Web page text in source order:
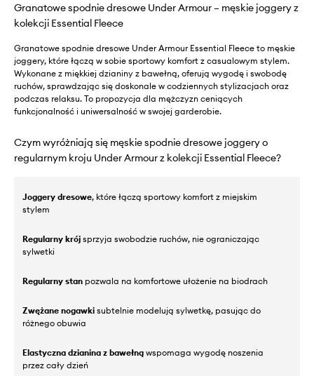
Granatowe spodnie dresowe Under Armour – męskie joggery z
kolekcji Essential Fleece
Granatowe spodnie dresowe Under Armour Essential Fleece to męskie
joggery, które łączą w sobie sportowy komfort z casualowym stylem.
Wykonane z miękkiej dzianiny z bawełną, oferują wygodę i swobodę
ruchów, sprawdzając się doskonale w codziennych stylizacjach oraz
podczas relaksu. To propozycja dla mężczyzn ceniących
funkcjonalność i uniwersalność w swojej garderobie.
Czym wyróżniają się męskie spodnie dresowe joggery o
regularnym kroju Under Armour z kolekcji Essential Fleece?
Joggery dresowe, które łączą sportowy komfort z miejskim
stylem
Regularny krój sprzyja swobodzie ruchów, nie ograniczając
sylwetki
Regularny stan pozwala na komfortowe ułożenie na biodrach
Zwężane nogawki subtelnie modelują sylwetkę, pasując do
różnego obuwia
Elastyczna dzianina z bawełną wspomaga wygodę noszenia
przez cały dzień